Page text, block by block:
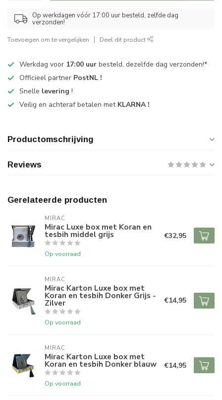
Op werkdagen vóór 17:00 uur besteld, zelfde dag
verzonden!
Toevoegen om te vergelijken Deel dit product
Werkdag voor 17:00 uur besteld, dezelfde dag verzonden!*
Officieel partner PostNL !
Snelle levering !
Veilig en achteraf betalen met KLARNA !
Productomschrijving
Reviews
Gerelateerde producten
MIRAC
Mirac Luxe box met Koran en
tesbih middel grijs
Op voorraad
€32,95
MIRAC
Mirac Karton Luxe box met
Koran en tesbih Donker Grijs -
Zilver
Op voorraad
€14,95
MIRAC
Mirac Karton Luxe box met
Koran en tesbih Donker blauw
Op voorraad
€14,95